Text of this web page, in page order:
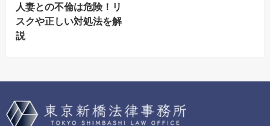
人妻との不倫は危険！リ
スクや正しい対処法を解
説